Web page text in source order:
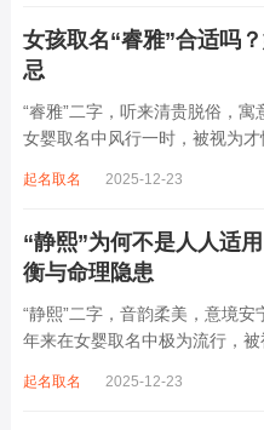
女孩取名“睿雅”合适吗
忌
“睿雅”二字，听来清贵脱俗，
女婴取名中风行一时，被视为
增心力。细察“睿雅”之局，实藏
起名取名 2025-12-23
“静熙”为何不是人人适
衡与命理隐患
“静熙”二字，音韵柔美，意境
年来在女婴取名中极为流行，
象，实藏金水偏寒、火气受制
起名取名 2025-12-23